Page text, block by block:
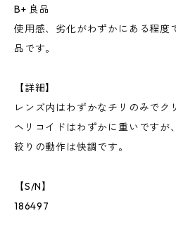
B+ 良品
使用感、劣化がわずかにある程度
品です。
【詳細】
レンズ内はわずかなチリのみでク
ヘリコイドはわずかに重いですが
絞りの動作は快調です。
【S/N】
186497